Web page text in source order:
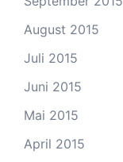
August 2015
Juli 2015
Juni 2015
Mai 2015
April 2015